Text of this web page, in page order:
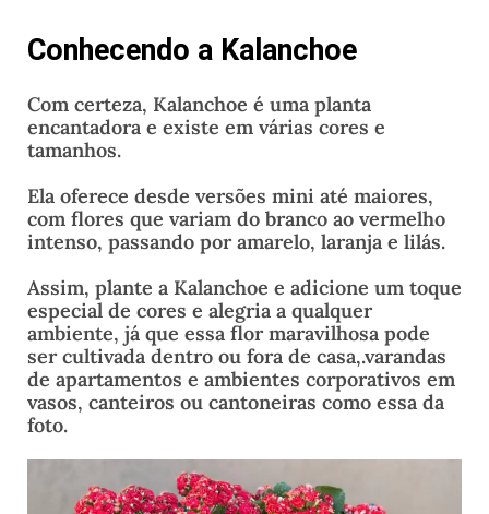
Conhecendo a Kalanchoe
Com certeza, Kalanchoe é uma planta
encantadora e existe em várias cores e
tamanhos.
Ela oferece desde versões mini até maiores,
com flores que variam do branco ao vermelho
intenso, passando por amarelo, laranja e lilás.
Assim, plante a Kalanchoe e adicione um toque
especial de cores e alegria a qualquer
ambiente, já que essa flor maravilhosa pode
ser cultivada dentro ou fora de casa,.varandas
de apartamentos e ambientes corporativos em
vasos, canteiros ou cantoneiras como essa da
foto.